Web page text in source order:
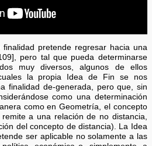
finalidad pretende regresar hacia una
pero tal que pueda determinarse
muy diversos, algunos de ellos
la propia Idea de Fin se nos
finalidad de-generada, pero que, sin
como una determinación
como en Geometría, el concepto
a una relación de no distancia,
del concepto de distancia). La Idea
ser aplicable no solamente a las